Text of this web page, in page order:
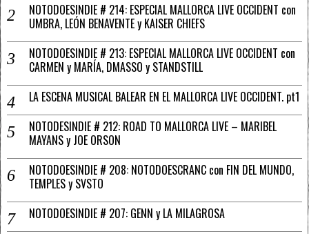
NOTODOESINDIE # 214: ESPECIAL MALLORCA LIVE OCCIDENT con
UMBRA, LEÓN BENAVENTE y KAISER CHIEFS
NOTODOESINDIE # 213: ESPECIAL MALLORCA LIVE OCCIDENT con
CARMEN y MARÍA, DMASSO y STANDSTILL
LA ESCENA MUSICAL BALEAR EN EL MALLORCA LIVE OCCIDENT. pt1
NOTODESINDIE # 212: ROAD TO MALLORCA LIVE – MARIBEL
MAYANS y JOE ORSON
NOTODOESINDIE # 208: NOTODOESCRANC con FIN DEL MUNDO,
TEMPLES y SVSTO
NOTODOESINDIE # 207: GENN y LA MILAGROSA